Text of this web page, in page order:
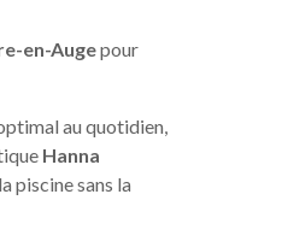
en-Auge pour
au quotidien,
Hanna
piscine sans la